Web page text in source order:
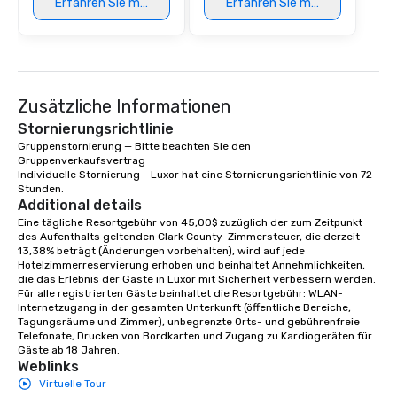
at various stops. Build Your Network
a typical sit-down
with different people
traverse along the
experiences not only
ways to network, but
way to do so. Large Groups Welcome
Lip Smacking Foodie
groups, small or large.
experiences can
Zusätzliche Informationen
Stornierungsrichtlinie
Gruppenstornierung — Bitte beachten Sie den
Gruppenverkaufsvertrag
Individuelle Stornierung - Luxor hat eine Stornierungsrichtlinie von 72
Stunden.
Additional details
Eine tägliche Resortgebühr von 45,00$ zuzüglich der zum Zeitpunkt
des Aufenthalts geltenden Clark County-Zimmersteuer, die derzeit
13,38% beträgt (Änderungen vorbehalten), wird auf jede
Hotelzimmerreservierung erhoben und beinhaltet Annehmlichkeiten,
die das Erlebnis der Gäste in Luxor mit Sicherheit verbessern werden.
Für alle registrierten Gäste beinhaltet die Resortgebühr: WLAN-
Internetzugang in der gesamten Unterkunft (öffentliche Bereiche,
Tagungsräume und Zimmer), unbegrenzte Orts- und gebührenfreie
Telefonate, Drucken von Bordkarten und Zugang zu Kardiogeräten für
Gäste ab 18 Jahren.
Weblinks
Virtuelle Tour